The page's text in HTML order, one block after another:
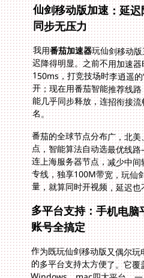
仙剑移动版加速：延
同步无压力
我用番茄加速器玩仙剑移动
迟降得明显。之
150ms，打竞技场
开；现在用番茄智
能几乎同步释放，
名。
番茄的全球节点分布广，北
点，智能算法自动选最优线
连上海服务器节点，减少中间
专线，独享100M带宽，玩仙
量，就算同时开视频，延迟也
多平台支持：手机电
账号全搞定
作为既玩仙剑移动版又偶尔
的多平台支持太方便了。
Windows、mac四大平台，
早上用iPhone玩仙剑，中午
常，晚上用iPad看国内综艺，